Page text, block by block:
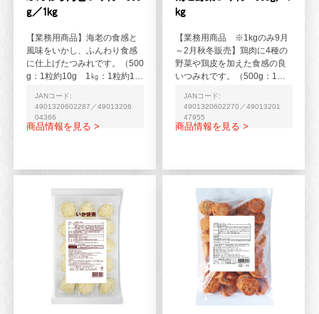
g／1kg
【業務用商品】海老の食感と
風味をいかし、ふんわり食感
に仕上げたつみれです。（500
g：1粒約10g 1㎏：1粒約14
JANコード:
4901320602287／49013206
04366
商品情報を見る >
kg
【業務用商品 ※1kgのみ9月
～2月秋冬販売】鶏肉に4種の
野菜や鶏皮を加えた食感の良
いつみれです。（500g：1粒
JANコード:
4901320602270／49013201
47955
商品情報を見る >